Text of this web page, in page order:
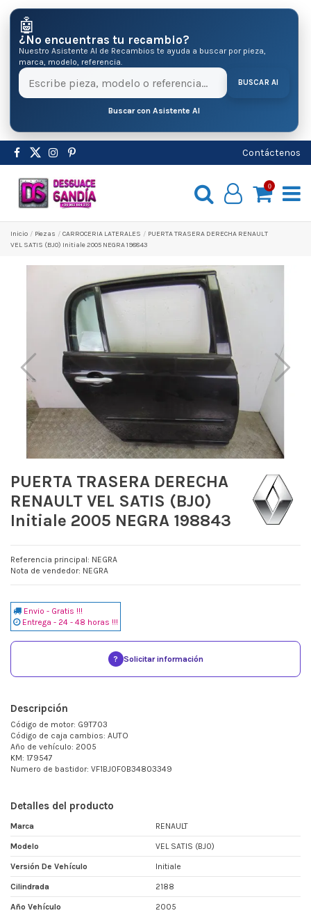
🤖
¿No encuentras tu recambio?
Nuestro Asistente AI de Recambios te ayuda a buscar por pieza,
marca, modelo, referencia.
BUSCAR AI
Buscar con Asistente AI
Contáctenos
0
Inicio Pіezas CARROCERIA LATERALES
PUERTA TRASERA DERECHA RENAULT
VEL SATIS (BJ0) Initiale 2005 NEGRA 198843
PUERTA TRASERA DERECHA
RENAULT VEL SATIS (BJ0)
Initiale 2005 NEGRA 198843
Referencia principal: NEGRA
Nota de vendedor: NEGRA
Envio - Gratis !!!
Entrega - 24 - 48 horas !!!
? Solicitar información
Descripción
Código de motor: G9T703
Código de caja cambios: AUTO
Año de vehículo: 2005
KM: 179547
Numero de bastidor: VF1BJ0F0B34803349
Detalles del producto
Marca RENAULT
Modelo VEL SATIS (BJ0)
Versión De Vehículo Initiale
Cilindrada 2188
Año Vehículo 2005